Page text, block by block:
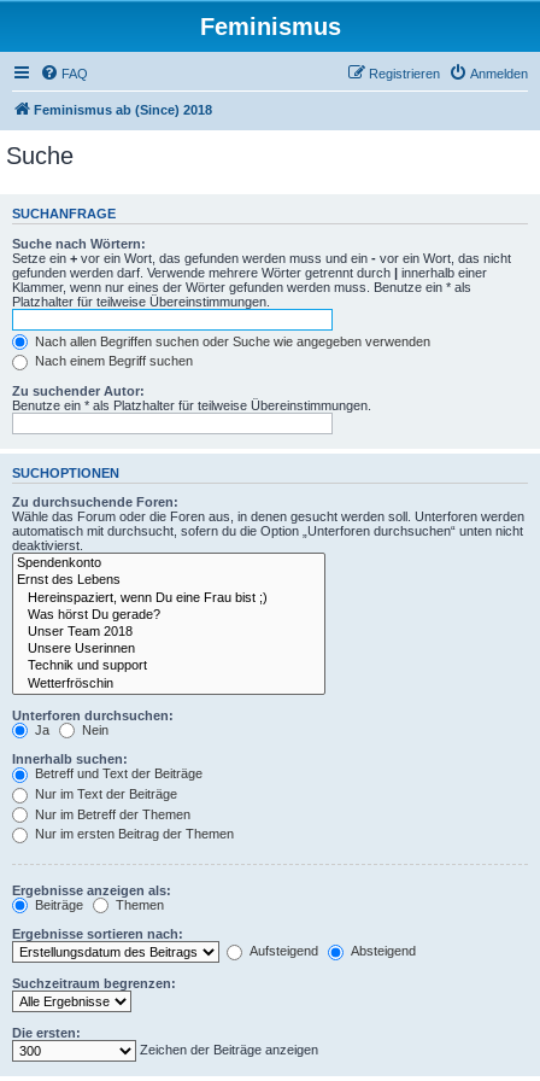
Feminismus
FAQ Anmelden
Registrieren
Feminismus ab (Since) 2018
Suche
SUCHANFRAGE
Suche nach Wörtern:
Setze ein + vor ein Wort, das gefunden werden muss und ein - vor ein Wort, das nicht
gefunden werden darf. Verwende mehrere Wörter getrennt durch | innerhalb einer
Klammer, wenn nur eines der Wörter gefunden werden muss. Benutze ein * als
Platzhalter für teilweise Übereinstimmungen.
Nach allen Begriffen suchen oder Suche wie angegeben verwenden
Nach einem Begriff suchen
Zu suchender Autor:
Benutze ein * als Platzhalter für teilweise Übereinstimmungen.
SUCHOPTIONEN
Zu durchsuchende Foren:
Wähle das Forum oder die Foren aus, in denen gesucht werden soll. Unterforen werden
automatisch mit durchsucht, sofern du die Option „Unterforen durchsuchen“ unten nicht
deaktivierst.
Unterforen durchsuchen:
Ja
Nein
Innerhalb suchen:
Betreff und Text der Beiträge
Nur im Text der Beiträge
Nur im Betreff der Themen
Nur im ersten Beitrag der Themen
Ergebnisse anzeigen als:
Beiträge
Themen
Ergebnisse sortieren nach:
Aufsteigend
Absteigend
Suchzeitraum begrenzen:
Die ersten:
Zeichen der Beiträge anzeigen